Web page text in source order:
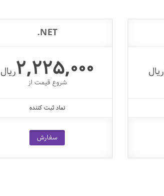
ریال
NET.
2,225,000ریال
شروع قیمت از
نماد ثبت کننده
سفارش